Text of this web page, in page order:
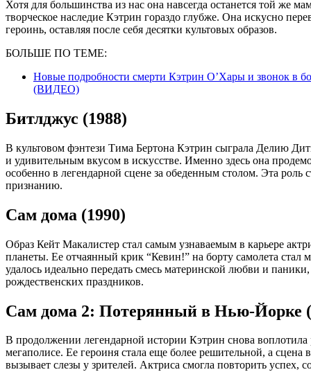
Хотя для большинства из нас она навсегда останется той же
творческое наследие Кэтрин гораздо глубже. Она искусно
героинь, оставляя после себя десятки культовых образов.
БОЛЬШЕ ПО ТЕМЕ:
Новые подробности смерти Кэтрин О’Хары и звонок в
(ВИДЕО)
Битлджус (1988)
В культовом фэнтези Тима Бертона Кэтрин сыграла Делию
и удивительным вкусом в искусстве. Именно здесь она
особенно в легендарной сцене за обеденным столом. Эта
признанию.
Сам дома (1990)
Образ Кейт Макалистер стал самым узнаваемым в карьере
планеты. Ее отчаянный крик “Кевин!” на борту самолета
удалось идеально передать смесь материнской любви и
рождественских праздников.
Сам дома 2: Потерянный в Нью-Йорке
В продолжении легендарной истории Кэтрин снова воплотила
мегаполисе. Ее героиня стала еще более решительной, а
вызывает слезы у зрителей. Актриса смогла повторить успех,